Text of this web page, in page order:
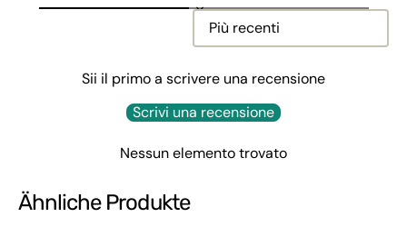
Sort reviews by
Sii il primo a scrivere una recensione
Scrivi una recensione
Nessun elemento trovato
Ähnliche Produkte